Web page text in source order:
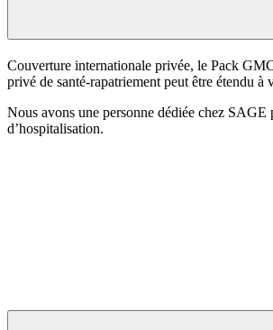
Couverture internationale privée, le Pack
privé de santé-rapatriement peut être étendu
Nous avons une personne dédiée chez SAGE
d’hospitalisation.